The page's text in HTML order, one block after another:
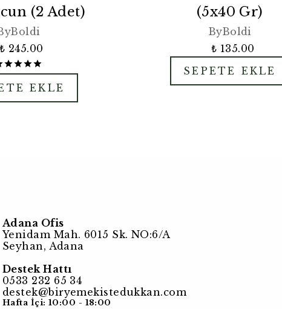
(2 Adet)
₺ 245.00
EKLE
(5x40 Gr)
ByBoldi
₺ 135.00
SEPETE EKLE
Adana Ofis
Yenidam Mah. 6015 Sk. NO:6/A
Seyhan, Adana
Destek Hattı
0533 232 65 34
destek@biryemekistedukkan.com
Hafta İçi: 10:00 - 18:00